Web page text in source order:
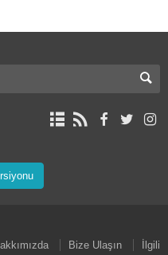
Bize Ulaşın İlgili